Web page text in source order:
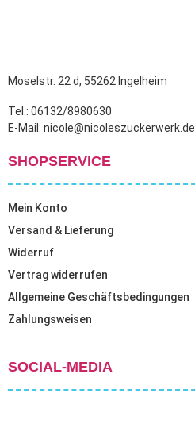
Moselstr. 22 d, 55262 Ingelheim
Tel.: 06132/8980630
E-Mail: nicole@nicoleszuckerwerk.de
SHOPSERVICE
Mein Konto
Versand & Lieferung
Widerruf
Vertrag widerrufen
Allgemeine Geschäftsbedingungen
Zahlungsweisen
SOCIAL-MEDIA